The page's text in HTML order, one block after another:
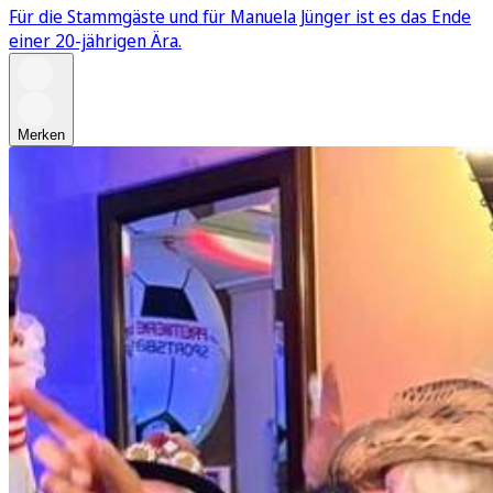
Für die Stammgäste und für Manuela Jünger ist es das Ende
einer 20-jährigen Ära.
Merken